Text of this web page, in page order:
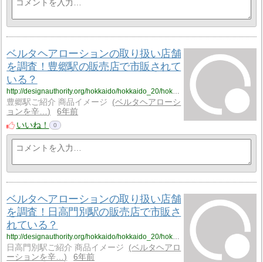
ベルタヘアローションの取り扱い店舗
を調査！豊郷駅の販売店で市販されて
いる？
http://designauthority.org/hokkaido/hokkaido_20/hokkaido_20_vriku4/
豊郷駅ご紹介 商品イメージ
ベルタヘアローシ
ョンを辛…
6年前
いいね！
0
ベルタヘアローションの取り扱い店舗
を調査！日高門別駅の販売店で市販さ
れている？
http://designauthority.org/hokkaido/hokkaido_20/hokkaido_20_vriku5/
日高門別駅ご紹介 商品イメージ
ベルタヘアロ
ーションを辛…
6年前